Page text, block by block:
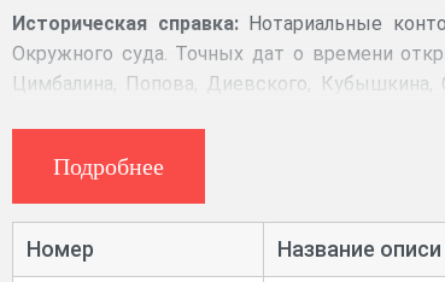
Историческая справка:Нотариальные
Окружного суда. Точных дат о времени
Цимбалина, Попова, Диевского,
Аннотация:Дела о совершении данных на
Подробнее
Номер Название описи